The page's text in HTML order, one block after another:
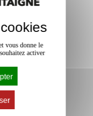
vous donne le
activer